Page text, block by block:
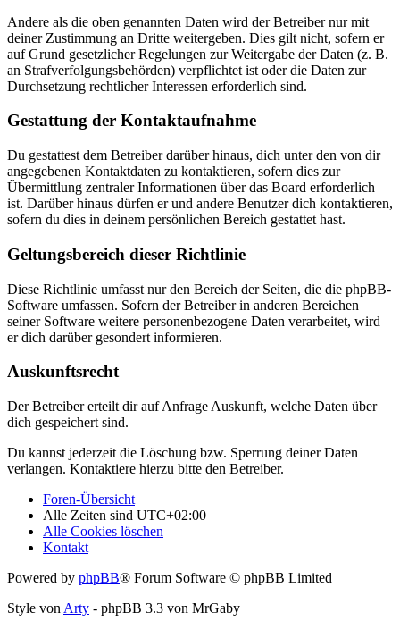
Andere als die oben genannten Daten wird der Betreiber nur mit
deiner Zustimmung an Dritte weitergeben. Dies gilt nicht, sofern er
auf Grund gesetzlicher Regelungen zur Weitergabe der Daten (z. B.
an Strafverfolgungsbehörden) verpflichtet ist oder die Daten zur
Durchsetzung rechtlicher Interessen erforderlich sind.
Gestattung der Kontaktaufnahme
Du gestattest dem Betreiber darüber hinaus, dich unter den von dir
angegebenen Kontaktdaten zu kontaktieren, sofern dies zur
Übermittlung zentraler Informationen über das Board erforderlich
ist. Darüber hinaus dürfen er und andere Benutzer dich kontaktieren,
sofern du dies in deinem persönlichen Bereich gestattet hast.
Geltungsbereich dieser Richtlinie
Diese Richtlinie umfasst nur den Bereich der Seiten, die die phpBB-
Software umfassen. Sofern der Betreiber in anderen Bereichen
seiner Software weitere personenbezogene Daten verarbeitet, wird
er dich darüber gesondert informieren.
Auskunftsrecht
Der Betreiber erteilt dir auf Anfrage Auskunft, welche Daten über
dich gespeichert sind.
Du kannst jederzeit die Löschung bzw. Sperrung deiner Daten
verlangen. Kontaktiere hierzu bitte den Betreiber.
Foren-Übersicht
Alle Zeiten sind UTC+02:00
Alle Cookies löschen
Kontakt
Powered by phpBB® Forum Software © phpBB Limited
Style von Arty - phpBB 3.3 von MrGaby